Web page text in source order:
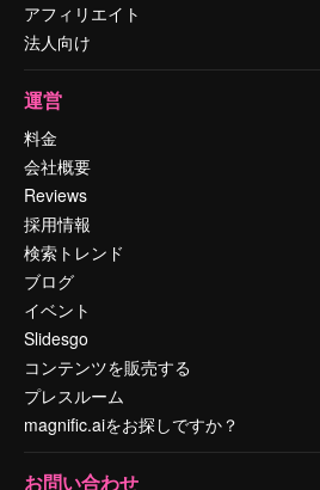
アフィリエイト
法人向け
運営
料金
会社概要
Reviews
採用情報
検索トレンド
ブログ
イベント
Slidesgo
コンテンツを販売する
プレスルーム
magnific.aiをお探しですか？
お問い合わせ